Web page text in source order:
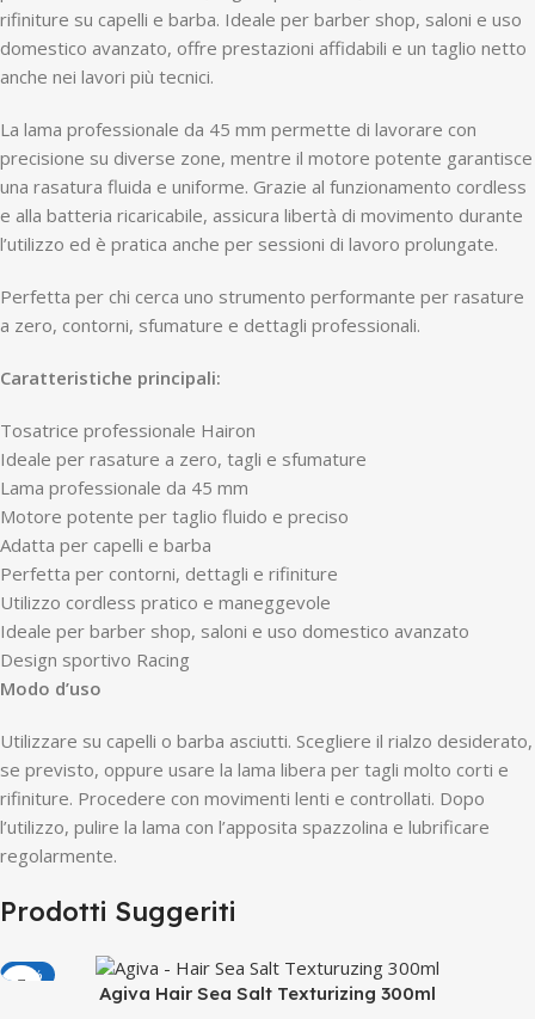
rifiniture su capelli e barba. Ideale per barber shop, saloni e uso
domestico avanzato, offre prestazioni affidabili e un taglio netto
anche nei lavori più tecnici.
La lama professionale da 45 mm permette di lavorare con
precisione su diverse zone, mentre il motore potente garantisce
una rasatura fluida e uniforme. Grazie al funzionamento cordless
e alla batteria ricaricabile, assicura libertà di movimento durante
l’utilizzo ed è pratica anche per sessioni di lavoro prolungate.
Perfetta per chi cerca uno strumento performante per rasature
a zero, contorni, sfumature e dettagli professionali.
Caratteristiche principali:
Tosatrice professionale Hairon
Ideale per rasature a zero, tagli e sfumature
Lama professionale da 45 mm
Motore potente per taglio fluido e preciso
Adatta per capelli e barba
Perfetta per contorni, dettagli e rifiniture
Utilizzo cordless pratico e maneggevole
Ideale per barber shop, saloni e uso domestico avanzato
Design sportivo Racing
Modo d’uso
Utilizzare su capelli o barba asciutti. Scegliere il rialzo desiderato,
se previsto, oppure usare la lama libera per tagli molto corti e
rifiniture. Procedere con movimenti lenti e controllati. Dopo
l’utilizzo, pulire la lama con l’apposita spazzolina e lubrificare
regolarmente.
Prodotti Suggeriti
-50%
Agiva Hair Sea Salt Texturizing 300ml